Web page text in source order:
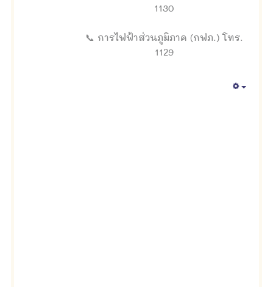
1130
📞 การไฟฟ้าส่วนภูมิภาค (กฟภ.) โทร.
1129